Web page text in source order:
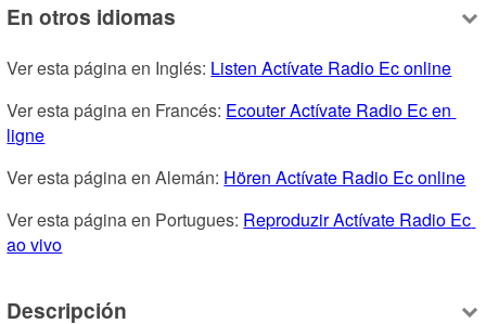
En otros idiomas
Ver esta página en Inglés: Listen Actívate Radio Ec online
Ver esta página en Francés: Ecouter Actívate Radio Ec en
ligne
Ver esta página en Alemán: Hören Actívate Radio Ec online
Ver esta página en Portugues: Reproduzir Actívate Radio Ec
ao vivo
Descripción